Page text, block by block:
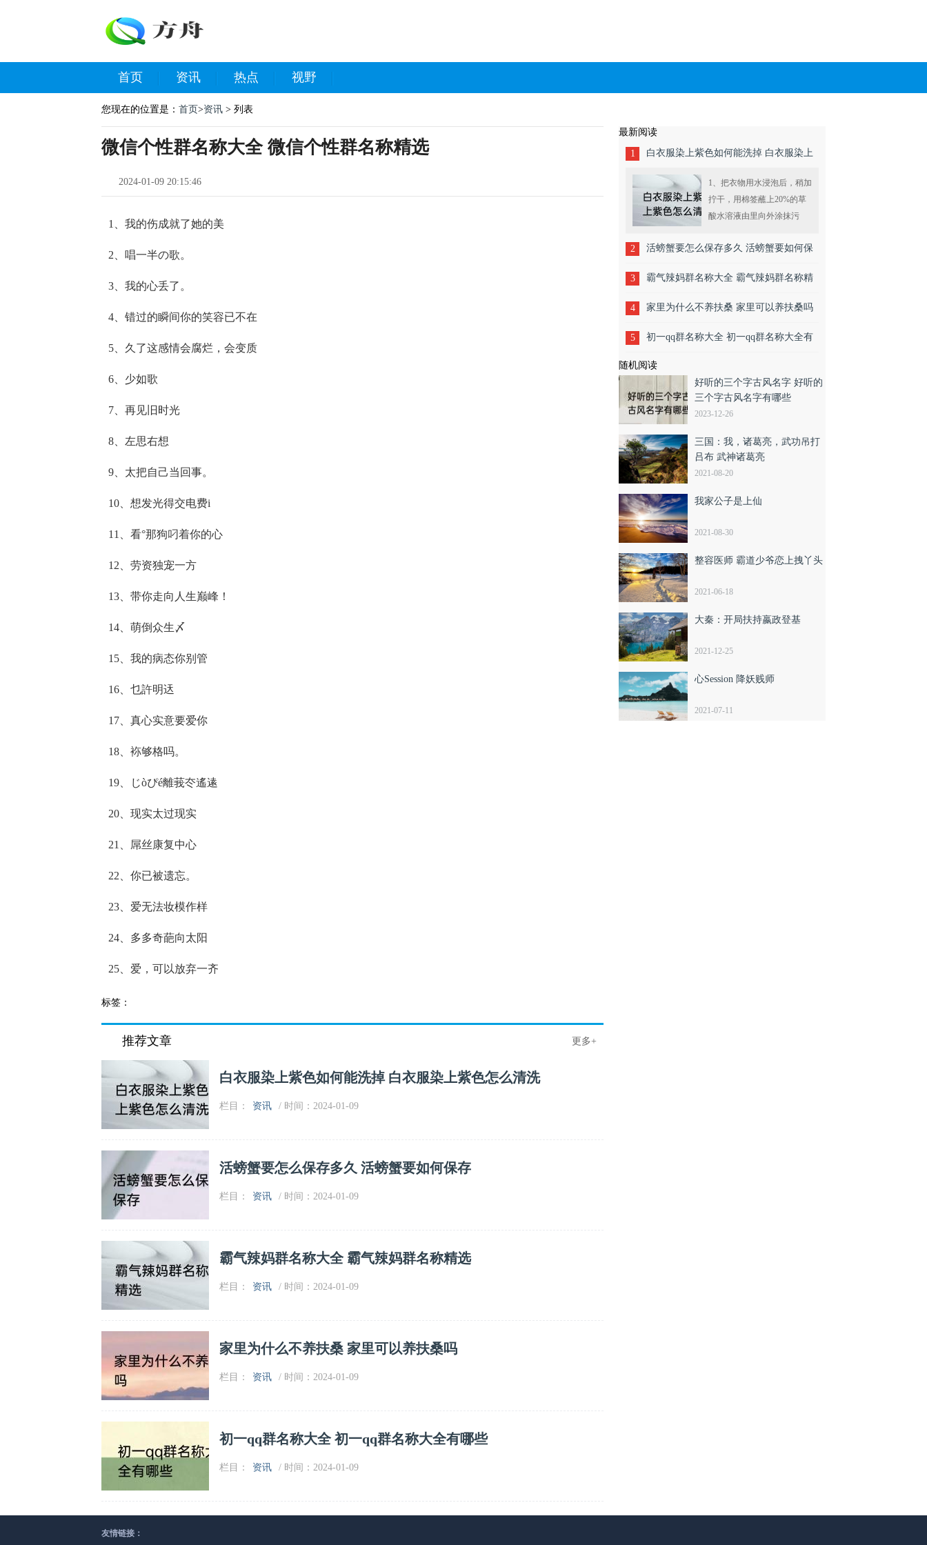
首页 资讯 热点 视野
您现在的位置是： 首页>资讯 > 列表
微信个性群名称大全 微信个性群名称精选
2024-01-09 20:15:46
1、我的伤成就了她的美
2、唱一半の歌。
3、我的心丢了。
4、错过的瞬间你的笑容已不在
5、久了这感情会腐烂，会变质
6、少如歌
7、再见旧时光
8、左思右想
9、太把自己当回事。
10、想发光得交电费i
11、看°那狗叼着你的心
12、劳资独宠一方
13、带你走向人生巅峰！
14、萌倒众生〆
15、我的病态你别管
16、乜許明迗
17、真心实意要爱你
18、袮够格吗。
19、じòぴé離莪冭遙逺
20、现实太过现实
21、屌丝康复中心
22、你已被遗忘。
23、爱无法妆模作样
24、多多奇葩向太阳
25、爱，可以放弃一齐
标签：
推荐文章 更多+
白衣服染上紫色如何能洗掉 白衣服染上紫色怎么清洗
栏目： 资讯 / 时间：2024-01-09
活螃蟹要怎么保存多久 活螃蟹要如何保存
栏目： 资讯 / 时间：2024-01-09
霸气辣妈群名称大全 霸气辣妈群名称精选
栏目： 资讯 / 时间：2024-01-09
家里为什么不养扶桑 家里可以养扶桑吗
栏目： 资讯 / 时间：2024-01-09
初一qq群名称大全 初一qq群名称大全有哪些
栏目： 资讯 / 时间：2024-01-09
最新阅读
1 白衣服染上紫色如何能洗掉 白衣服染上
紫色怎么清洗
1、把衣物用水浸泡后，稍加
拧干，用棉签蘸上20%的草
酸水溶液由里向外涂抹污
反复漂洗揉搓，污渍便可去
2 活螃蟹要怎么保存多久 活螃蟹要如何保
存
3 霸气辣妈群名称大全 霸气辣妈群名称精
选
4 家里为什么不养扶桑 家里可以养扶桑吗
5 初一qq群名称大全 初一qq群名称大全有
哪些
随机阅读
好听的三个字古风名字 好听的
三个字古风名字有哪些
2023-12-26
三国：我，诸葛亮，武功吊打
吕布 武神诸葛亮
2021-08-20
我家公子是上仙
2021-08-30
整容医师 霸道少爷恋上拽丫头
2021-06-18
大秦：开局扶持嬴政登基
2021-12-25
心Session 降妖贱师
2021-07-11
友情链接：